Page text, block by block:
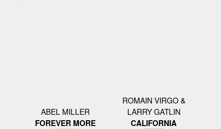
ABEL MILLER
FOREVER MORE
ROMAIN VIRGO &
LARRY GATLIN
CALIFORNIA